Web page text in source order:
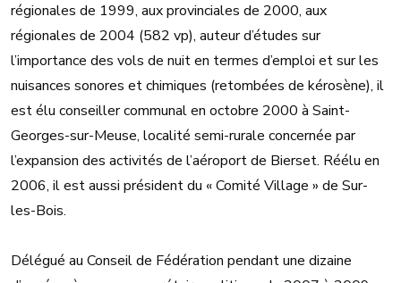
régionales de 1999, aux provinciales de 2000, aux
régionales de 2004 (582 vp), auteur d’études sur
l’importance des vols de nuit en termes d’emploi et sur les
nuisances sonores et chimiques (retombées de kérosène), il
est élu conseiller communal en octobre 2000 à Saint-
Georges-sur-Meuse, localité semi-rurale concernée par
l’expansion des activités de l’aéroport de Bierset. Réélu en
2006, il est aussi président du « Comité Village » de Sur-
les-Bois.
Délégué au Conseil de Fédération pendant une dizaine